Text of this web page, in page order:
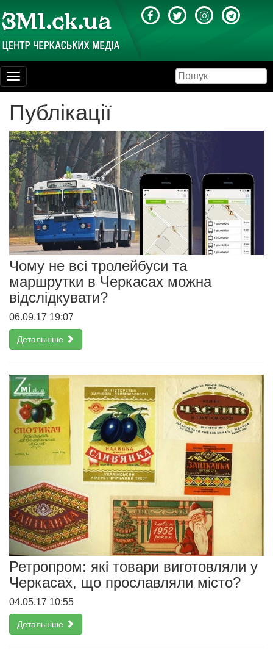
Toggle
navigation
Публікації
Чому не всі тролейбуси та
маршрутки в Черкасах можна
відслідкувати?
06.09.17 19:07
Детальніше
Ретропром: які товари виготовляли у
Черкасах, що прославляли місто?
04.05.17 10:55
Детальніше